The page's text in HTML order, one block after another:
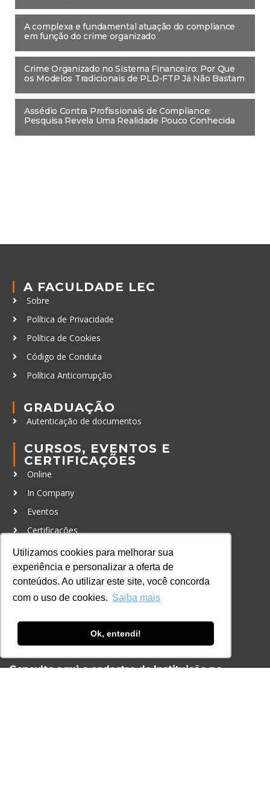
Utilizamos cookies para melhorar sua
experiência e personalizar a oferta de
conteúdos. Ao utilizar este site, você concorda
com o uso de cookies. Saiba mais
Ok, entendi!
A complexa e fundamental atuação do compliance
em função do crime organizado
Crime Organizado no Sistema Financeiro: Por Que
os Modelos Tradicionais de PLD-FTP Já Não Bastam
Assédio Contra Profissionais de Compliance:
Pesquisa Revela Uma Realidade Pouco Conhecida
A FACULDADE LEC
Sobre
Política de Privacidade
Política de Cookies
Código de Conduta
Política Anticorrupção
GRADUAÇÃO
Autenticação de documentos
CURSOS, EVENTOS E
CERTIFICAÇÕES
Online
In Company
Eventos
Certificações
CONTATO
+55 11 3259-2837
Ferramenta Antifraude
Consulte aqui o cadastro da Instituição no